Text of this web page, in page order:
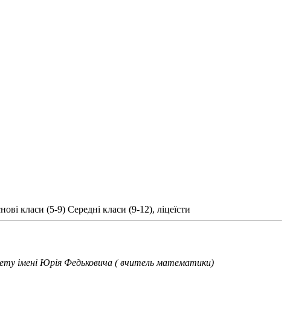
класи (5-9) Середні класи (9-12), ліцеїсти
імені Юрія Федьковича ( вчитель математики)